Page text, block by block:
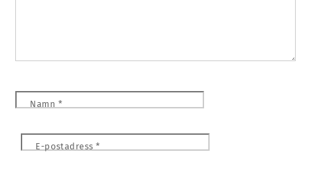
Namn *
E-postadress*